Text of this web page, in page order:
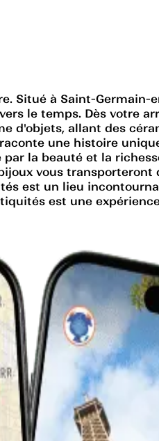
Situé à Saint-Germain-
le temps. Dès votre
d'objets, allant des
une histoire
la beauté et la
vous transporteront
est un lieu
est une